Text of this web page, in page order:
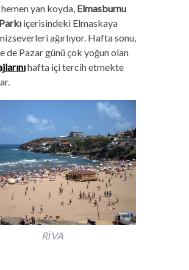
yan koyda, Elmasburnu
içerisindeki Elmaskaya
ağırlıyor. Hafta sonu,
de Pazar günü çok yoğun olan
hafta içi tercih etmekte
RİVA